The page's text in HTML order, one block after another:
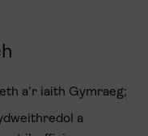
a’r iaith Gymraeg;
a